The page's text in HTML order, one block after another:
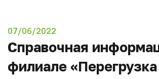
07/06/2022
Справочная
филиале